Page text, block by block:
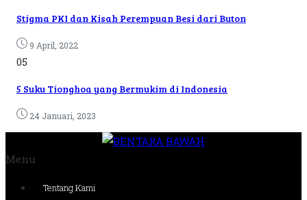
Stigma PKI dan Kisah Perempuan Besi dari Buton
9 April, 2022
05
5 Suku Tionghoa yang Bermukim di Indonesia
24 Januari, 2023
Menu
Tentang Kami